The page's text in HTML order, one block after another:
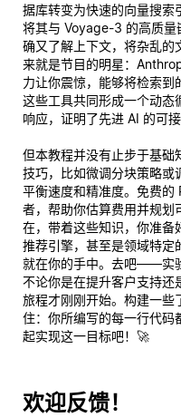
据库转变为快速的向量搜索
将其与 Voyage-3 的高质量
确又了解上下文，将杂乱的
来就是节目的明星：
力让你震惊，能够将检索到
这些工具共同形成一个动
响应，证明了先进 AI 的可接
但本教程并没有止步于基础
技巧，比如微调分块策略
平衡速度和精准度。免费的
者，帮助你估算费用并规划
在，带着这些知识，你准备
推荐引擎，甚至是领域特定
就在你的手中。去吧——实
不论你是在提升客户支持还
旅程才刚刚开始。构建一些
住：你所编写的每一行代码
起实现这一目标吧！🚀
欢迎反馈！